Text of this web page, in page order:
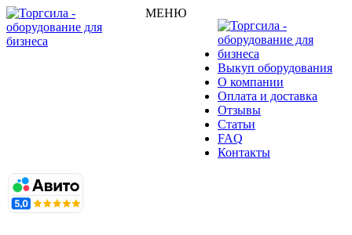
МЕНЮ
Выкуп оборудования
О компании
Оплата и доставка
Отзывы
Статьи
FAQ
Контакты